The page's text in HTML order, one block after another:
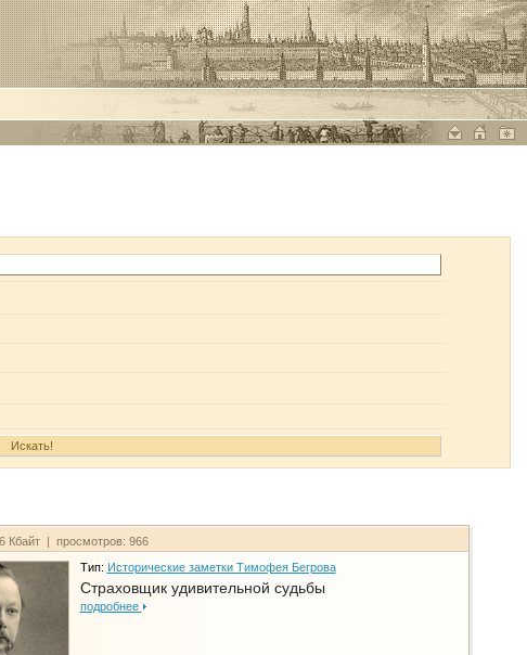
Кбайт | просмотров: 966
Тип: Исторические заметки Тимофея Бегрова
Страховщик удивительной судьбы
подробнее